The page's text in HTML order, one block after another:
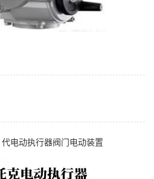
电动执行器阀门电动装置